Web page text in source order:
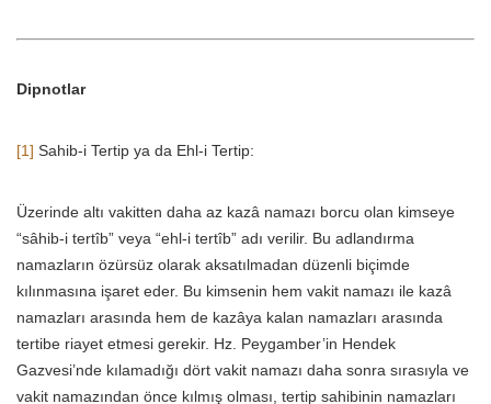
Dipnotlar
[1] Sahib-i Tertip ya da Ehl-i Tertip:
Üzerinde altı vakitten daha az kazâ namazı borcu olan kimseye
“sâhib-i tertîb” veya “ehl-i tertîb” adı verilir. Bu adlandırma
namazların özürsüz olarak aksatılmadan düzenli biçimde
kılınmasına işaret eder. Bu kimsenin hem vakit namazı ile kazâ
namazları arasında hem de kazâya kalan namazları arasında
tertibe riayet etmesi gerekir. Hz. Peygamber’in Hendek
Gazvesi’nde kılamadığı dört vakit namazı daha sonra sırasıyla ve
vakit namazından önce kılmış olması, tertip sahibinin namazları